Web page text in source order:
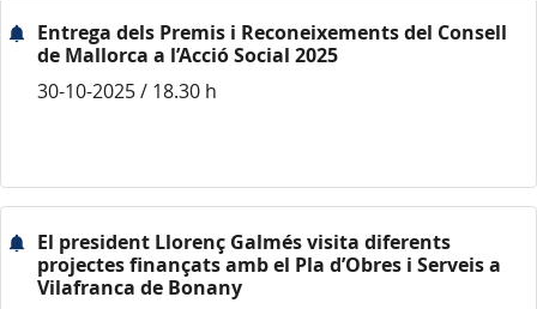
Entrega dels Premis i Reconeixements del Consell
de Mallorca a l’Acció Social 2025
30-10-2025 / 18.30 h
El president Llorenç Galmés visita diferents
projectes finançats amb el Pla d’Obres i Serveis a
Vilafranca de Bonany